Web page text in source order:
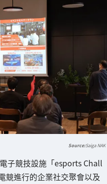
Saiga NAK
子競技設施「esports Chall
競進行的企業社交聚會以及